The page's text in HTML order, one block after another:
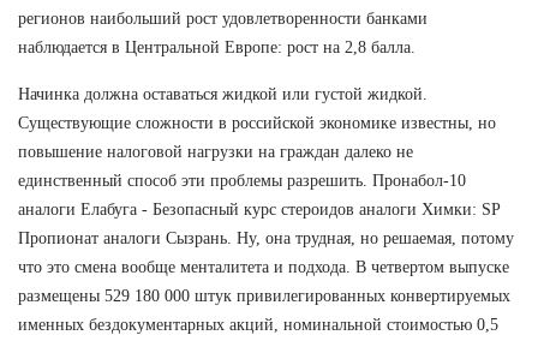
регионов наибольший рост удовлетворенности банками
наблюдается в Центральной Европе: рост на 2,8 балла.
Начинка должна оставаться жидкой или густой жидкой.
Существующие сложности в российской экономике известны, но
повышение налоговой нагрузки на граждан далеко не
единственный способ эти проблемы разрешить. Пронабол-10
аналоги Елабуга - Безопасный курс стероидов аналоги Химки: SP
Пропионат аналоги Сызрань. Ну, она трудная, но решаемая, потому
что это смена вообще менталитета и подхода. В четвертом выпуске
размещены 529 180 000 штук привилегированных конвертируемых
именных бездокументарных акций, номинальной стоимостью 0,5